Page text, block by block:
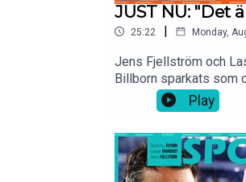
JUST NU: "Det
25:22 | Monday,
Jens Fjellström och
Billborn sparkats som
Gianni Infantino efter
i er poddspelare och på
Play